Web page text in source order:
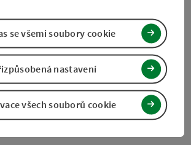
V okolí
Navrhnout změnu
všech souborů cookie
nastavení
se všemi soubory cookie